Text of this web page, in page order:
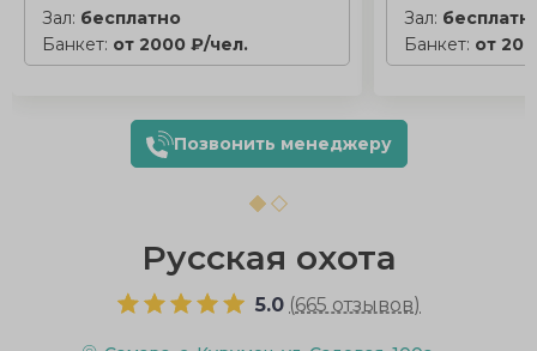
Зал: бесплатно
Банкет: от 2000 ₽/чел.
Зал:
Банкет: от
Позвонить менеджеру
Русская охота
5.0 (665 отзывов)